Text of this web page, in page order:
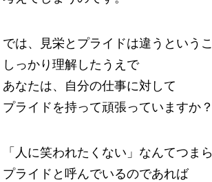
では、見栄とプライドは違うという
しっかり理解したうえで
あなたは、自分の仕事に対して
プライドを持って頑張っていますか？
「人に笑われたくない」なんてつま
プライドと呼んでいるのであれば